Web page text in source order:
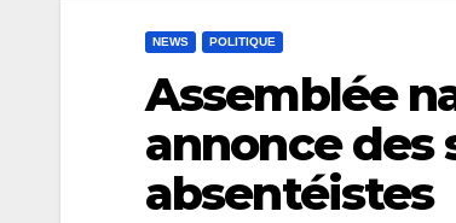
NEWS POLITIQUE
Assemblée
annonce des
absentéistes